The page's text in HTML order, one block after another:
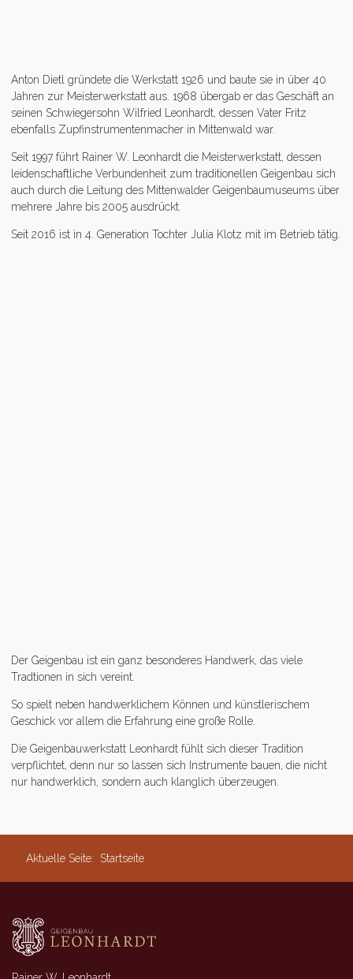
Anton Dietl gründete die Werkstatt 1926 und baute sie in über 40
Jahren zur Meisterwerkstatt aus. 1968 übergab er das Geschäft an
seinen Schwiegersohn Wilfried Leonhardt, dessen Vater Fritz
ebenfalls Zupfinstrumentenmacher in Mittenwald war.
Seit 1997 führt Rainer W. Leonhardt die Meisterwerkstatt, dessen
leidenschaftliche Verbundenheit zum traditionellen Geigenbau sich
auch durch die Leitung des Mittenwalder Geigenbaumuseums über
mehrere Jahre bis 2005 ausdrückt.
Seit 2016 ist in 4. Generation Tochter Julia Klotz mit im Betrieb tätig.
Der Geigenbau ist ein ganz besonderes Handwerk, das viele
Tradtionen in sich vereint.
So spielt neben handwerklichem Können und künstlerischem
Geschick vor allem die Erfahrung eine große Rolle.
Die Geigenbauwerkstatt Leonhardt fühlt sich dieser Tradition
verpflichtet, denn nur so lassen sich Instrumente bauen, die nicht
nur handwerklich, sondern auch klanglich überzeugen.
Aktuelle Seite: Startseite